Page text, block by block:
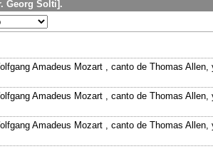
Georg Solti].
Amadeus Mozart , canto de Thomas Allen,
Amadeus Mozart , canto de Thomas Allen,
Amadeus Mozart , canto de Thomas Allen,